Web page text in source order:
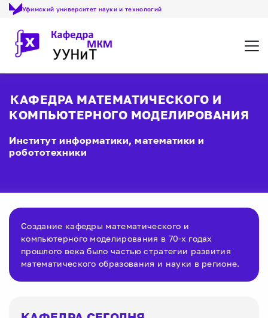
Уфимский университет науки и технологий
КАФЕДРА МАТЕМАТИЧЕСКОГО И
КОМПЬЮТЕРНОГО МОДЕЛИРОВАНИЯ
Институт информатики, математики и
робототехники
Создание кафедры математического и
компьютерного моделирования в 70-х годах
прошлого века было частью стратегии развития
математического образования и науки в регионе.